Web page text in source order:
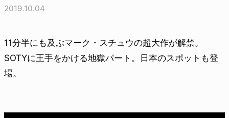
2019.10.04
11分半にも及ぶマーク・スチュウの超大作が解禁。
SOTYに王手をかける地獄パート。日本のスポットも登
場。